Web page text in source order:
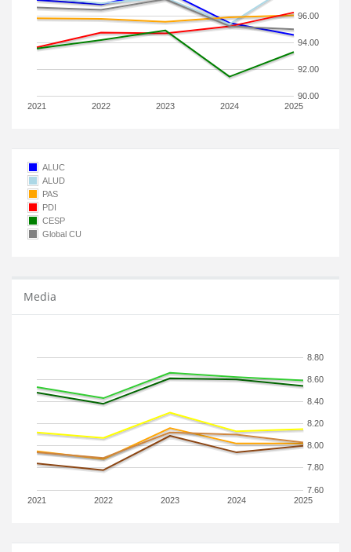
2021 2022 2023 2024 2025
90.00
92.00
94.00
96.00
ALUC
ALUD
PAS
PDI
CESP
Global CU
Media
2021 2022 2023 2024 2025
7.60
7.80
8.00
8.20
8.40
8.60
8.80